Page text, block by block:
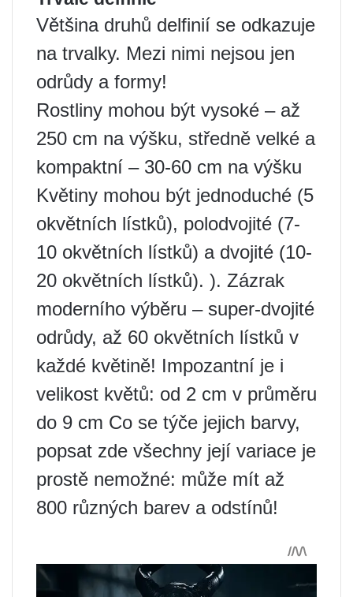
Většina druhů delfinií se odkazuje
na trvalky. Mezi nimi nejsou jen
odrůdy a formy!
Rostliny mohou být vysoké – až
250 cm na výšku, středně velké a
kompaktní – 30-60 cm na výšku
Květiny mohou být jednoduché (5
okvětních lístků), polodvojité (7-
10 okvětních lístků) a dvojité (10-
20 okvětních lístků). ). Zázrak
moderního výběru – super-dvojité
odrůdy, až 60 okvětních lístků v
každé květině! Impozantní je i
velikost květů: od 2 cm v průměru
do 9 cm Co se týče jejich barvy,
popsat zde všechny její variace je
prostě nemožné: může mít až
800 různých barev a odstínů!